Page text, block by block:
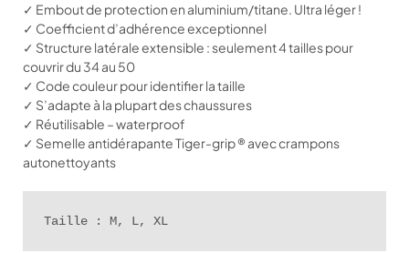
✓ Embout de protection en aluminium/titane. Ultra léger !
✓ Coefficient d’adhérence exceptionnel
✓ Structure latérale extensible : seulement 4 tailles pour
couvrir du 34 au 50
✓ Code couleur pour identifier la taille
✓ S’adapte à la plupart des chaussures
✓ Réutilisable – waterproof
✓ Semelle antidérapante Tiger-grip ® avec crampons
autonettoyants
Taille : M, L, XL